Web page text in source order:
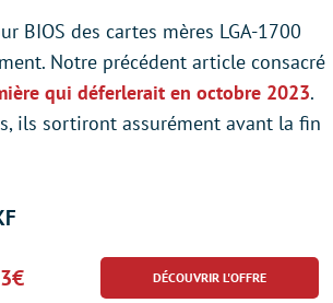
BIOS des cartes mères LGA-1700
Notre précédent article consacré
qui déferlerait en octobre 2023.
ils sortiront assurément avant la fin